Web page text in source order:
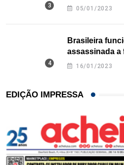
Texas
05/01/2023
Brasileira
assassinada a
16/01/2023
EDIÇÃO IMPRESSA